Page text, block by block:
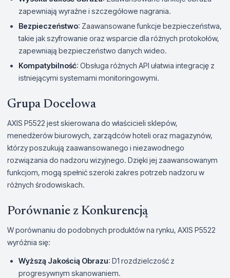
zapewniają wyraźne i szczegółowe nagrania.
Bezpieczeństwo: Zaawansowane funkcje bezpieczeństwa,
takie jak szyfrowanie oraz wsparcie dla różnych protokołów,
zapewniają bezpieczeństwo danych wideo.
Kompatybilność: Obsługa różnych API ułatwia integrację z
istniejącymi systemami monitoringowymi.
Grupa Docelowa
AXIS P5522 jest skierowana do właścicieli sklepów,
menedżerów biurowych, zarządców hoteli oraz magazynów,
którzy poszukują zaawansowanego i niezawodnego
rozwiązania do nadzoru wizyjnego. Dzięki jej zaawansowanym
funkcjom, mogą spełnić szeroki zakres potrzeb nadzoru w
różnych środowiskach.
Porównanie z Konkurencją
W porównaniu do podobnych produktów na rynku, AXIS P5522
wyróżnia się:
Wyższą Jakością Obrazu: D1 rozdzielczość z
progresywnym skanowaniem.